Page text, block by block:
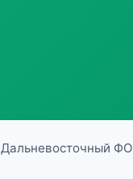
Дальневосточный ФО